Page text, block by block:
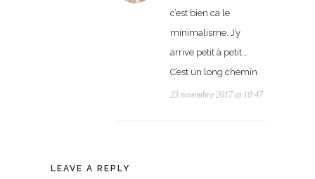
c’est bien ca le
minimalisme. J’y
arrive petit à petit….
C’est un long chemin
23 novembre 2017 at 10:47
LEAVE A REPLY